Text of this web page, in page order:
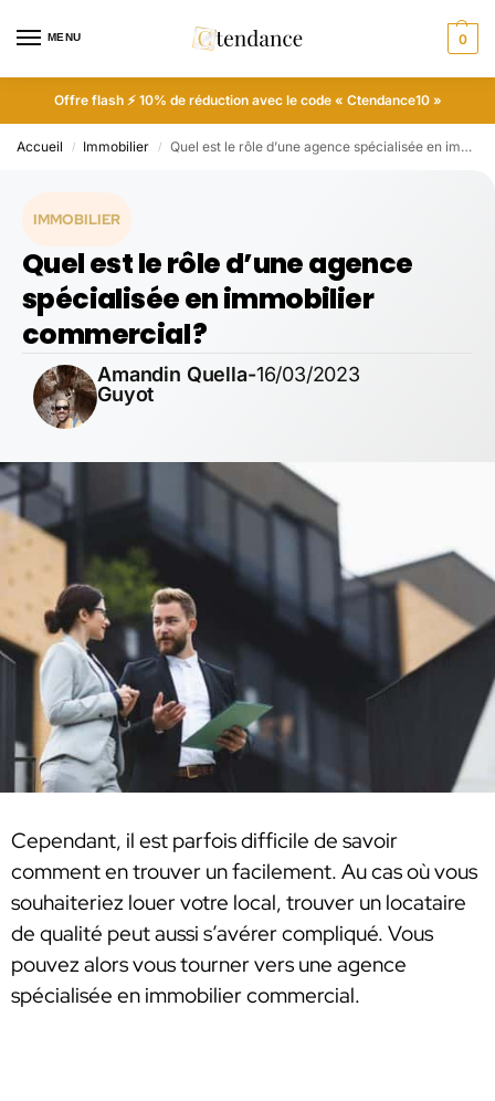
MENU 0
Offre flash ⚡ 10% de réduction avec le code « Ctendance10 »
Accueil / Immobilier / Quel est le rôle d’une agence spécialisée en immobilier commercial ?
IMMOBILIER
Quel est le rôle d’une agence
spécialisée en immobilier
commercial ?
Amandin Quella-
Guyot
16/03/2023
Cependant, il est parfois difficile de savoir
comment en trouver un facilement. Au cas où vous
souhaiteriez louer votre local, trouver un locataire
de qualité peut aussi s’avérer compliqué. Vous
pouvez alors vous tourner vers une agence
spécialisée en immobilier commercial.